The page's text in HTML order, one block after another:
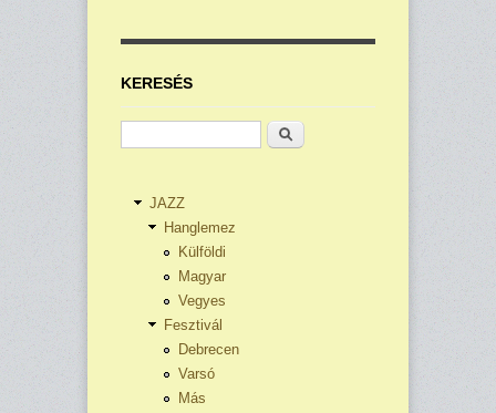
KERESÉS
Keresés
JAZZ
Hanglemez
Külföldi
Magyar
Vegyes
Fesztivál
Debrecen
Varsó
Más